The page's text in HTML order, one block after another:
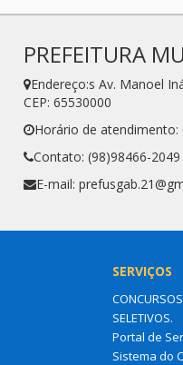
PREFEITURA
Endereço:s Av. Manoel
CEP: 65530000
Horário de atendimento:
Contato: (98)98466-2049
E-mail:
SERVIÇOS
SELETIVOS.
Portal de
Sistema do